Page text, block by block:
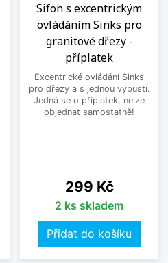
Sifon s excentrickým
ovládáním Sinks pro
granitové dřezy -
příplatek
Excentrické ovládání Sinks
pro dřezy a s jednou výpustí.
Jedná se o příplatek, nelze
objednat samostatně!
Cena
299 Kč
2 ks skladem
Přidat do košíku